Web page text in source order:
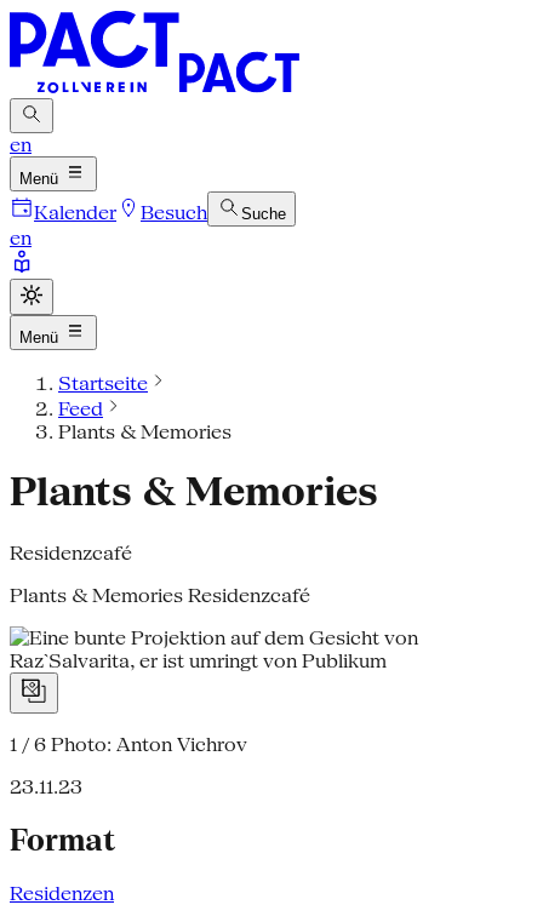
en
Menü
Kalender Besuch Suche
en
Menü
Startseite
Feed
Plants & Memories
Plants & Memories
Residenzcafé
Plants & Memories Residenzcafé
1 / 6 Photo: Anton Vichrov
23.11.23
Format
Residenzen